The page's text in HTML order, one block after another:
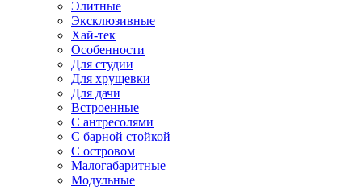
Элитные
Эксклюзивные
Хай-тек
Особенности
Для студии
Для хрущевки
Для дачи
Встроенные
С антресолями
С барной стойкой
С островом
Малогабаритные
Модульные